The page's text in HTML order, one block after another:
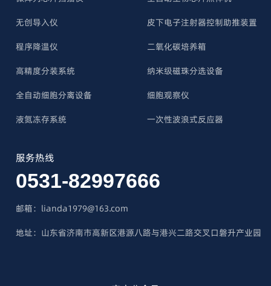
无创导入仪
皮下电子注射器控制助推装置
程序降温仪
二氧化碳培养箱
高精度分装系统
纳米级磁珠分选设备
全自动细胞分离设备
细胞观察仪
液氮冻存系统
一次性波浪式反应器
服务热线
0531-82997666
邮箱：lianda1979@163.com
地址：山东省济南市高新区港源八路与港兴二路交叉口磐升产业园